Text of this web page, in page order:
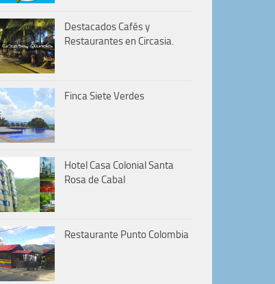
Destacados Cafés y
Restaurantes en Circasia.
Finca Siete Verdes
Hotel Casa Colonial Santa
Rosa de Cabal
Restaurante Punto Colombia